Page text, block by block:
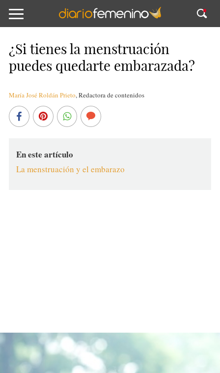
¿Si tienes la menstruación
puedes quedarte embarazada?
María José Roldán Prieto,Redactora de contenidos
En este artículo
La menstruación y el embarazo